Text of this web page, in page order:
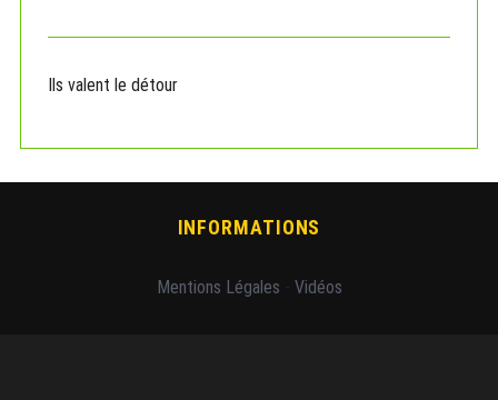
Ils valent le détour
INFORMATIONS
Mentions Légales Vidéos